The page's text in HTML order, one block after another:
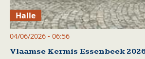
Halle
04/06/2026 - 06:56
Vlaamse Kermis Essenbeek